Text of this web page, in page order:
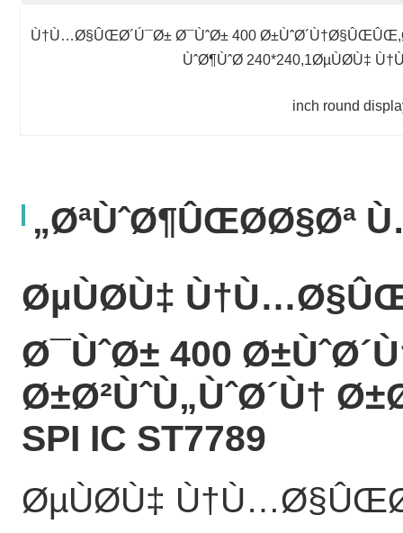
Ù†Ù…Ø§ÛŒØ´Ú¯Ø± Ø¯ÙˆØ± 400
ÙˆØ¶ÙˆØ­ 240*240,1ØµÙØ­Ù‡
ØªÙˆØ¶ÛŒØ­Ø§Øª
ØµÙØ­Ù‡
Ø¯ÙˆØ± 400
Ø±Ø²ÙˆÙ„ÙˆØ´Ù†
SPI IC ST7789
ØµÙØ­Ù‡